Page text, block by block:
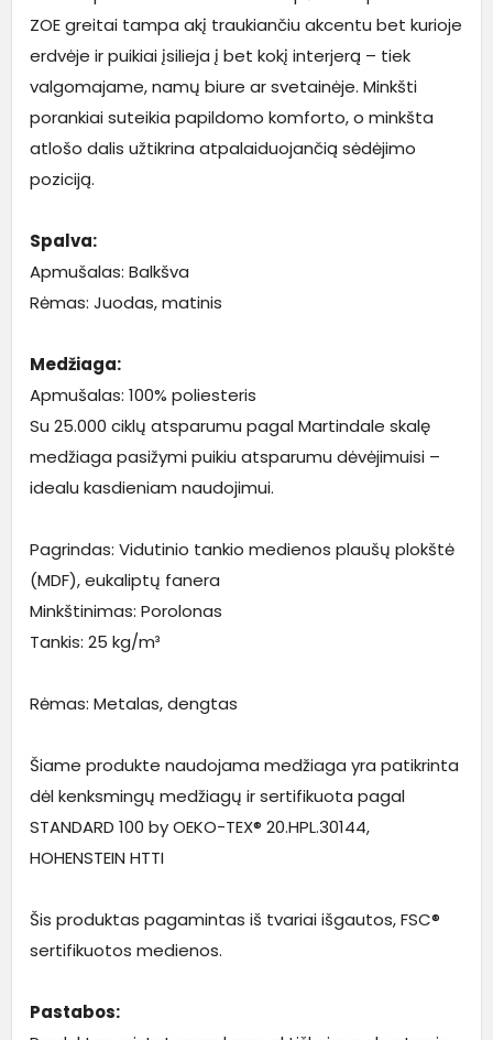
ZOE greitai tampa akį traukiančiu akcentu bet kurioje
erdvėje ir puikiai įsilieja į bet kokį interjerą – tiek
valgomajame, namų biure ar svetainėje. Minkšti
porankiai suteikia papildomo komforto, o minkšta
atlošo dalis užtikrina atpalaiduojančią sėdėjimo
poziciją.
Spalva:
Apmušalas: Balkšva
Rėmas: Juodas, matinis
Medžiaga:
Apmušalas: 100% poliesteris
Su 25.000 ciklų atsparumu pagal Martindale skalę
medžiaga pasižymi puikiu atsparumu dėvėjimuisi –
idealu kasdieniam naudojimui.
Pagrindas: Vidutinio tankio medienos plaušų plokštė
(MDF), eukaliptų fanera
Minkštinimas: Porolonas
Tankis: 25 kg/m³
Rėmas: Metalas, dengtas
Šiame produkte naudojama medžiaga yra patikrinta
dėl kenksmingų medžiagų ir sertifikuota pagal
STANDARD 100 by OEKO-TEX® 20.HPL.30144,
HOHENSTEIN HTTI
Šis produktas pagamintas iš tvariai išgautos, FSC®
sertifikuotos medienos.
Pastabos: